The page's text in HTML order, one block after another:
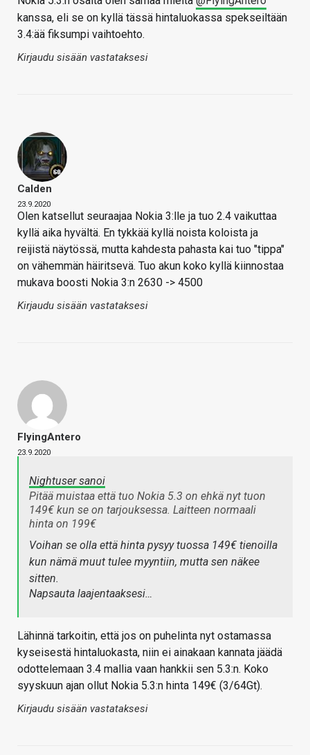
kanssa, eli se on kyllä tässä hintaluokassa spekseiltään
3.4:ää fiksumpi vaihtoehto.
Kirjaudu sisään vastataksesi
Calden
23.9.2020
Olen katsellut seuraajaa Nokia 3:lle ja tuo 2.4 vaikuttaa
kyllä aika hyvältä. En tykkää kyllä noista koloista ja
reijistä näytössä, mutta kahdesta pahasta kai tuo "tippa"
on vähemmän häiritsevä. Tuo akun koko kyllä kiinnostaa
mukava boosti Nokia 3:n 2630 -> 4500
Kirjaudu sisään vastataksesi
FlyingAntero
23.9.2020
Nightuser sanoi
Pitää muistaa että tuo Nokia 5.3 on ehkä nyt tuon
149€ kun se on tarjouksessa. Laitteen normaali
hinta on 199€
Voihan se olla että hinta pysyy tuossa 149€ tienoilla
kun nämä muut tulee myyntiin, mutta sen näkee
sitten.
Napsauta laajentaaksesi…
Lähinnä tarkoitin, että jos on puhelinta nyt ostamassa
kyseisestä hintaluokasta, niin ei ainakaan kannata jäädä
odottelemaan 3.4 mallia vaan hankkii sen 5.3:n. Koko
syyskuun ajan ollut Nokia 5.3:n hinta 149€ (3/64Gt).
Kirjaudu sisään vastataksesi